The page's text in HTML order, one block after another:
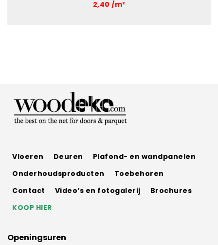
2,40 /m²
Vloeren Deuren
Plafond- en wandpanelen
Onderhoudsproducten
Toebehoren
Contact
Video’s en fotogalerij
Brochures
KOOP HIER
Openingsuren